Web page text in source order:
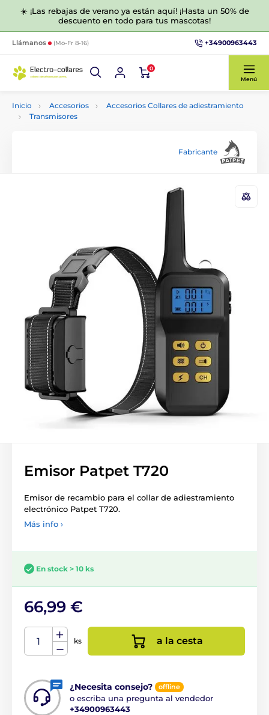
☀️ ¡Las rebajas de verano ya están aquí! ¡Hasta un 50% de
descuento en todo para tus mascotas!
Llámanos (Mo-Fr 8-16) +34900963443
0
Menú
Inicio Accesorios
Accesorios Collares de adiestramiento
Transmisores
Fabricante
Emisor Patpet T720
Emisor de recambio para el collar de adiestramiento
electrónico Patpet T720.
Más info ›
En stock > 10 ks
66,99 €
ks a la cesta
¿Necesita consejo? offline
o escriba una pregunta al vendedor
+34900963443